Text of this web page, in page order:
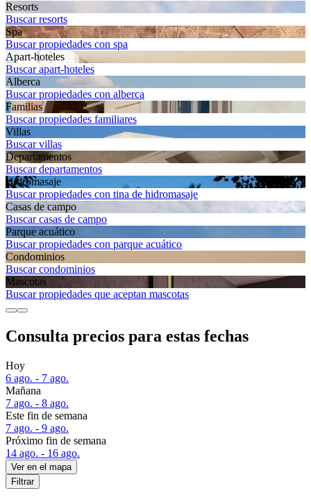
Resorts
Buscar resorts
Spa
Buscar propiedades con spa
Apart-hoteles
Buscar apart-hoteles
Alberca
Buscar propiedades con alberca
Familias
Buscar propiedades familiares
Villas
Buscar villas
Departa­mentos
Buscar departamentos
Hidromasaje
Buscar propiedades con tina de hidromasaje
Casas de campo
Buscar casas de campo
Parque acuático
Buscar propiedades con parque acuático
Condominios
Buscar condominios
Mascotas
Buscar propiedades que aceptan mascotas
Consulta precios para estas fechas
Hoy
6 ago. - 7 ago.
Mañana
7 ago. - 8 ago.
Este fin de semana
7 ago. - 9 ago.
Próximo fin de semana
14 ago. - 16 ago.
Ver en el mapa
Filtrar